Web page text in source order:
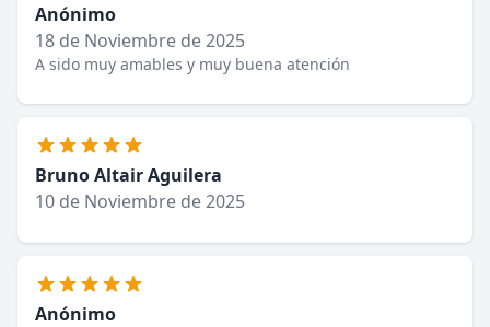
Anónimo
18 de Noviembre de 2025
A sido muy amables y muy buena atención
Bruno Altair Aguilera
10 de Noviembre de 2025
Anónimo